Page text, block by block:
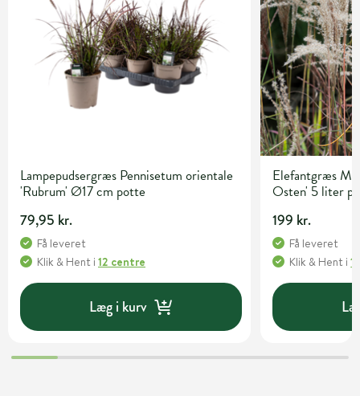
Lampepudsergræs Pennisetum orientale
'Rubrum' Ø17 cm potte
79,95 kr.
Få leveret
Klik & Hent i 12 centre
Læg i kurv
Elefantgræs
Osten' 5 liter
199 kr.
Få leveret
Klik & Hent i